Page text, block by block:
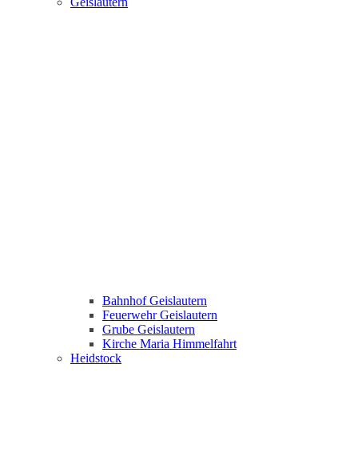
Bahnhof Geislautern
Feuerwehr Geislautern
Grube Geislautern
Kirche Maria Himmelfahrt
Heidstock